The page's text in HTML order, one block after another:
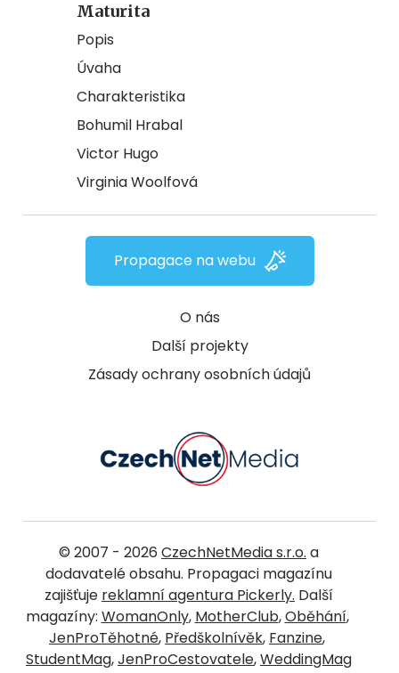
Maturita
Popis
Úvaha
Charakteristika
Bohumil Hrabal
Victor Hugo
Virginia Woolfová
O nás
Další projekty
Zásady ochrany osobních údajů
Propagace na webu
© 2007 - 2026 CzechNetMedia s.r.o. a
dodavatelé obsahu. Propagaci magazínu
zajišťuje reklamní agentura Pickerly. Další
magazíny: WomanOnly, MotherClub,Oběhání,
JenProTěhotné, Předškolnívěk, Fanzine,
StudentMag,JenProCestovatele,WeddingMag